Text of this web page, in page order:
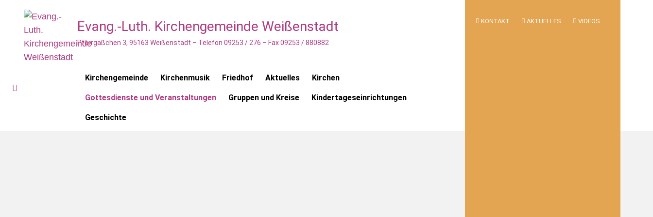
Evang.-Luth. Kirchengemeinde Weißenstadt
Pfarrgäßchen 3, 95163 Weißenstadt – Telefon 09253 / 276 – Fax 09253 / 880882
KONTAKT AKTUELLES VIDEOS
Kirchengemeinde Kirchenmusik Friedhof Aktuelles Kirchen
Gottesdienste und Veranstaltungen Gruppen und Kreise Kindertageseinrichtungen
Geschichte